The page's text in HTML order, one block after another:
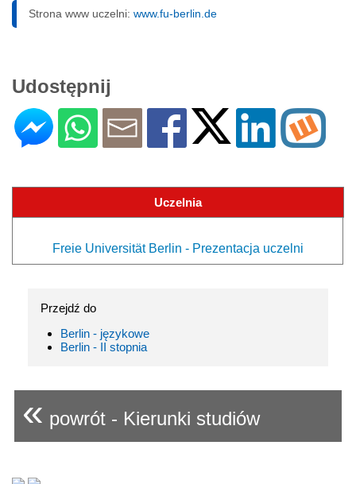
Strona www uczelni: www.fu-berlin.de
Udostępnij
Uczelnia
Freie Universität Berlin - Prezentacja uczelni
Przejdź do
Berlin - językowe
Berlin - II stopnia
« powrót - Kierunki studiów